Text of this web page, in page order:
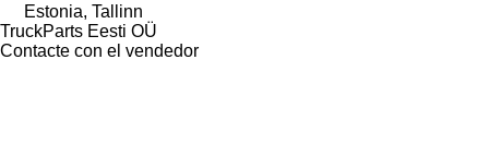
Estonia, Tallinn
TruckParts Eesti OÜ
Contacte con el vendedor